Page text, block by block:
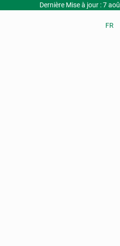
Dernière Mise à jour : 7
FR